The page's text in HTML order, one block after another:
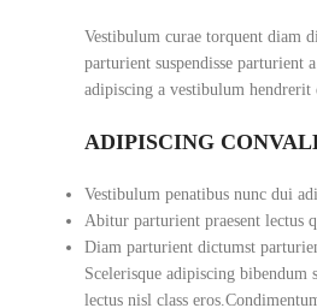
Vestibulum curae torquent diam
parturient suspendisse parturient
adipiscing a vestibulum hendrerit
ADIPISCING
Vestibulum penatibus nunc dui
Abitur parturient praesent lectus
Diam parturient dictumst
Scelerisque adipiscing
lectus nisl class